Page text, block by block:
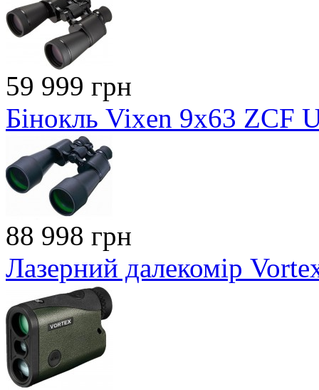
59 999 грн
Бінокль Vixen 9x63 ZCF
88 998 грн
Лазерний далекомір